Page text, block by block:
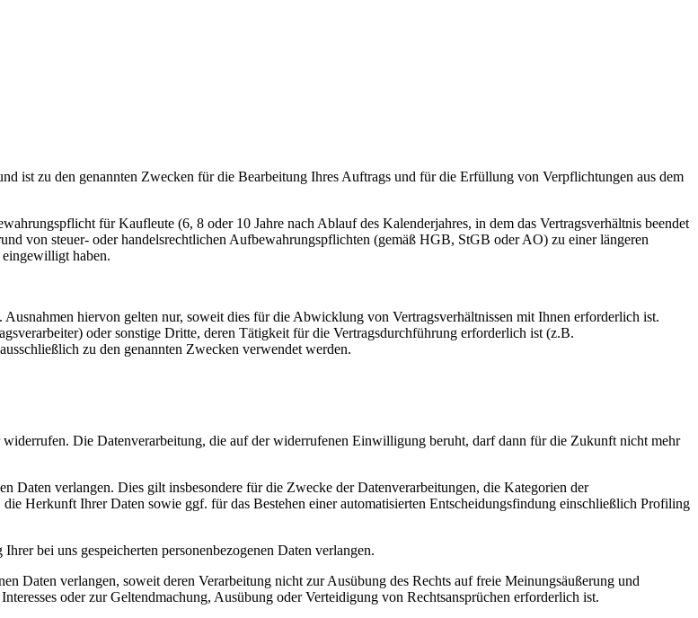
ist zu den genannten Zwecken für die Bearbeitung Ihres Auftrags und für die Erfüllung von Verpflichtungen aus dem
für Kaufleute (6, 8 oder 10 Jahre nach Ablauf des Kalenderjahres, in dem das Vertragsverhältnis beendet
von steuer- oder handelsrechtlichen Aufbewahrungspflichten (gemäß HGB, StGB oder AO) zu einer längeren
eingewilligt haben.
hiervon gelten nur, soweit dies für die Abwicklung von Vertragsverhältnissen mit Ihnen erforderlich ist.
oder sonstige Dritte, deren Tätigkeit für die Vertragsdurchführung erforderlich ist (z.B.
zu den genannten Zwecken verwendet werden.
Die Datenverarbeitung, die auf der widerrufenen Einwilligung beruht, darf dann für die Zukunft nicht mehr
Daten verlangen. Dies gilt insbesondere für die Zwecke der Datenverarbeitungen, die Kategorien der
Herkunft Ihrer Daten sowie ggf. für das Bestehen einer automatisierten Entscheidungsfindung einschließlich Profiling
bei uns gespeicherten personenbezogenen Daten verlangen.
Daten verlangen, soweit deren Verarbeitung nicht zur Ausübung des Rechts auf freie Meinungsäußerung und
oder zur Geltendmachung, Ausübung oder Verteidigung von Rechtsansprüchen erforderlich ist.